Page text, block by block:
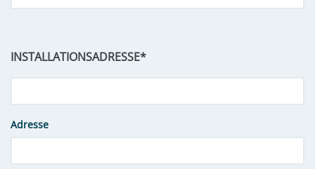
INSTALLATIONSADRESSE*
Adresse